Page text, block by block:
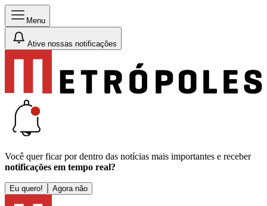
Menu
Ative nossas notificações
Você quer ficar por dentro das notícias mais importantes e receber
notificações em tempo real?
Eu quero! Agora não